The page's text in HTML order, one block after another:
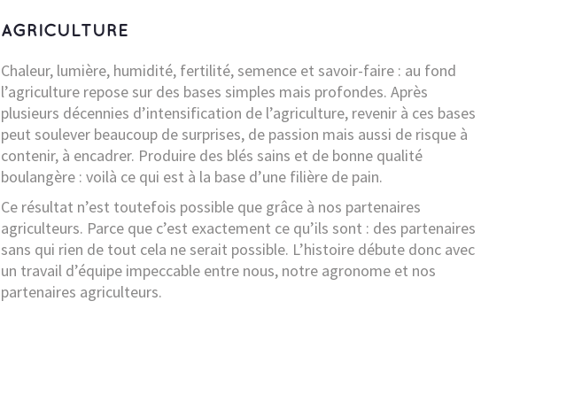
AGRICULTURE
Chaleur, lumière, humidité, fertilité, semence et savoir-faire : au fond
l’agriculture repose sur des bases simples mais profondes. Après
plusieurs décennies d’intensification de l’agriculture, revenir à ces bases
peut soulever beaucoup de surprises, de passion mais aussi de risque à
contenir, à encadrer. Produire des blés sains et de bonne qualité
boulangère : voilà ce qui est à la base d’une filière de pain.
Ce résultat n’est toutefois possible que grâce à nos partenaires
agriculteurs. Parce que c’est exactement ce qu’ils sont : des partenaires
sans qui rien de tout cela ne serait possible. L’histoire débute donc avec
un travail d’équipe impeccable entre nous, notre agronome et nos
partenaires agriculteurs.